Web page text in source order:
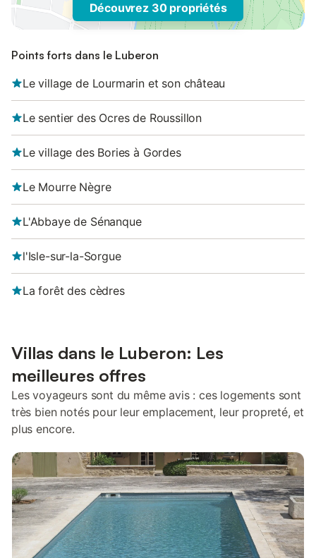
Découvrez 30 propriétés
Points forts dans le Luberon
Le village de Lourmarin et son château
Le sentier des Ocres de Roussillon
Le village des Bories à Gordes
Le Mourre Nègre
L'Abbaye de Sénanque
l'Isle-sur-la-Sorgue
La forêt des cèdres
Villas dans le Luberon: Les
meilleures offres
Les voyageurs sont du même avis : ces logements sont
très bien notés pour leur emplacement, leur propreté, et
plus encore.